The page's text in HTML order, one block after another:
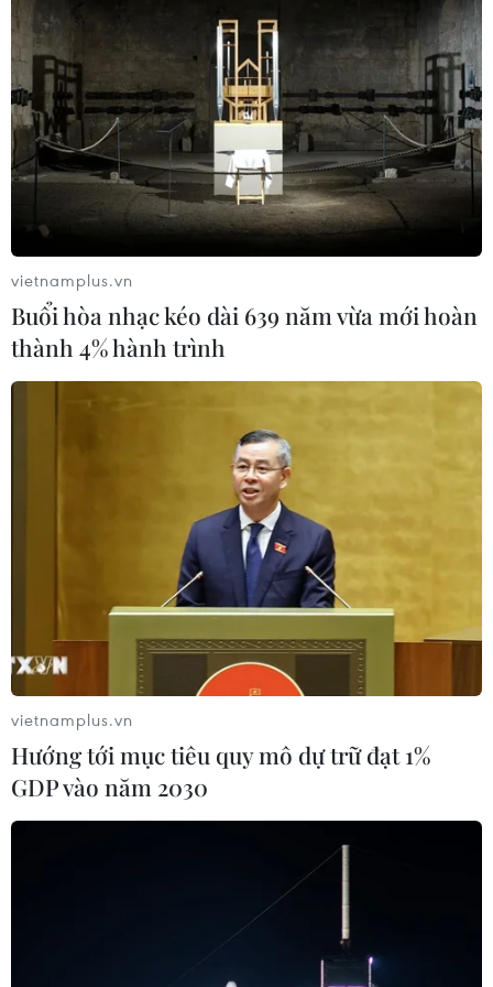
TIN LIÊN QUAN
Campuchia xác nhận một trường hợp mắc
cúm gia cầm H5N1 ở người
Viện Y tế quốc gia và Viện Pasteur ở Campuchia xác
nhận mẫu bệnh phẩm của bệnh nhân cho kết quả
dương tính với virus cúm gia cầm H5N1 và hiện bệnh
nhân được các bác sỹ chăm sóc đặc biệt.
vietnamplus.vn
Buổi hòa nhạc kéo dài 639 năm vừa mới hoàn
thành 4% hành trình
vietnamplus.vn
Hướng tới mục tiêu quy mô dự trữ đạt 1%
GDP vào năm 2030